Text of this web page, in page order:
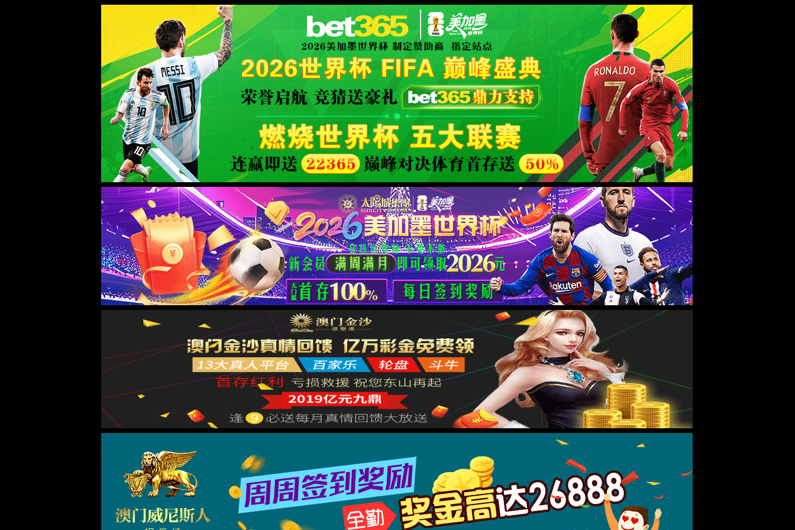
365(beat·中文)唯一官方网站
WTS-WAF拦截详情
出现该页面的原因:
1.你的请求是黑客攻击
2.你的请求合法但触发了安全规则,请提交问题反馈
XML 地图